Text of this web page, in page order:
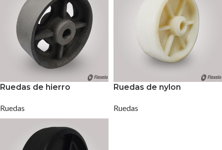
Ruedas de hierro
Ruedas
Ruedas de nylon
Ruedas